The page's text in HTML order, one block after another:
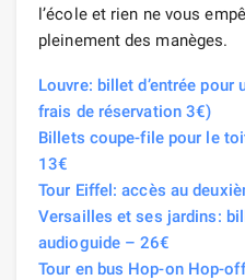
l’école et rien ne vous
pleinement des manèges.
Louvre: billet d’entrée
frais de réservation 3€)
Billets coupe-file pour le
13€
Tour Eiffel: accès au
Versailles et ses jardins:
audioguide – 26€
Tour en bus Hop-on Hop-